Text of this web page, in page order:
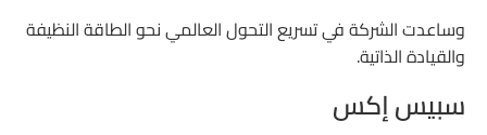
وساعدت الشركة في تسريع التحول العالمي نحو الطاقة النظيفة
والقيادة الذاتية.
سبيس إكس